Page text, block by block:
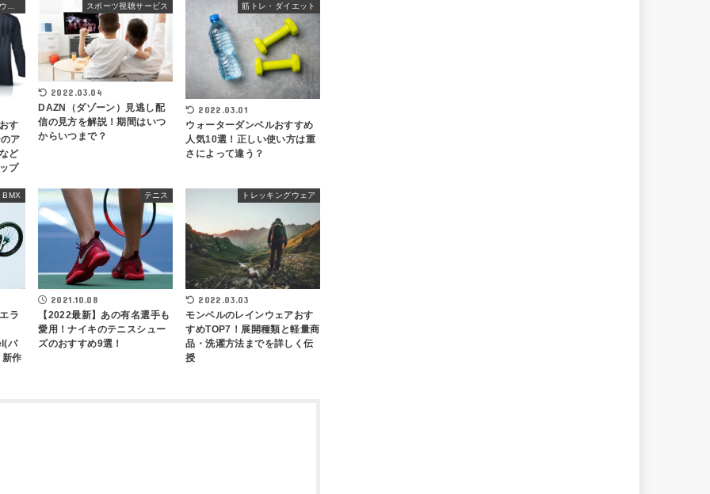
す
ア
ど
プ
スポーツ視聴サービス
2022.03.04
DAZN（ダゾーン）見逃し配
信の見方を解説！期間はいつ
からいつまで？
筋トレ・ダイエット
2022.03.01
ウォーターダンベルおすすめ
人気10選！正しい使い方は重
さによって違う？
BMX
ラ
パ
作
テニス
2021.10.08
【2022最新】あの有名選手も
愛用！ナイキのテニスシュー
ズのおすすめ9選！
トレッキングウェア
2022.03.03
モンベルのレインウェアおす
すめTOP7！展開種類と軽量商
品・洗濯方法までを詳しく伝
授